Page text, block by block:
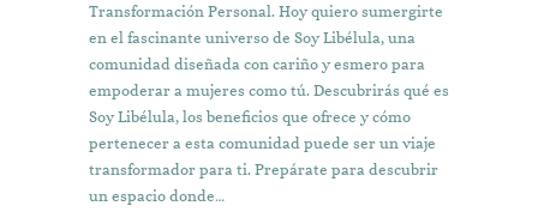
Transformación Personal. Hoy quiero sumergirte
en el fascinante universo de Soy Libélula, una
comunidad diseñada con cariño y esmero para
empoderar a mujeres como tú. Descubrirás qué es
Soy Libélula, los beneficios que ofrece y cómo
pertenecer a esta comunidad puede ser un viaje
transformador para ti. Prepárate para descubrir
un espacio donde…